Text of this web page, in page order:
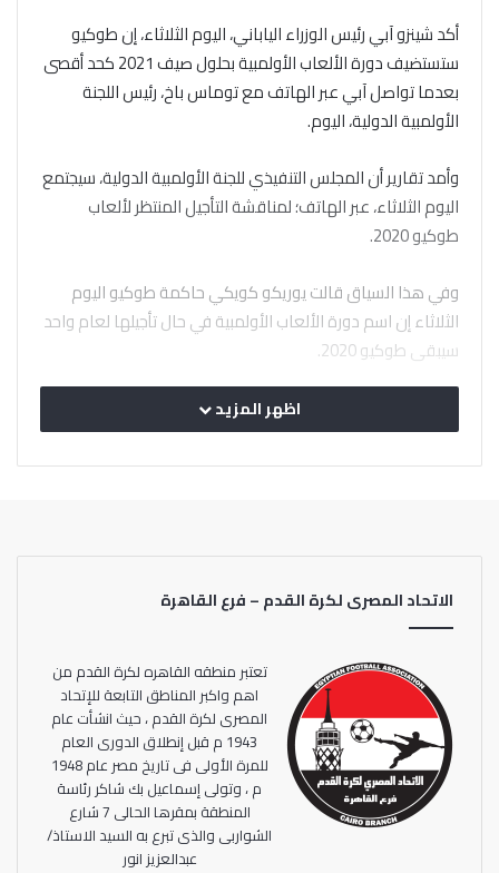
أكد شينزو آبي رئيس الوزراء الياباني، اليوم الثلاثاء، إن طوكيو
ستستضيف دورة الألعاب الأولمبية بحلول صيف 2021 كحد أقصى
بعدما تواصل آبي عبر الهاتف مع توماس باخ، رئيس اللجنة
الأولمبية الدولية، اليوم.
وأمد تقارير أن المجلس التنفيذي للجنة الأولمبية الدولية، سيجتمع
اليوم الثلاثاء، عبر الهاتف؛ لمناقشة التأجيل المنتظر لألعاب
طوكيو 2020.
وفي هذا السياق قالت يوريكو كويكي حاكمة طوكيو اليوم
الثلاثاء إن اسم دورة الألعاب الأولمبية في حال تأجيلها لعام واحد
سيبقى طوكيو 2020.
وتزايدت الضغوط على اللجنة الأولمبية الدولية ومنظمي الألعاب؛
من أجل تأجيل الأولمبياد إلى 2021؛ بسبب انتشار فيروس كورونا.
صيف 2021.
وأشار موري رئيس أولمبياد طوكيو 2020 إلى أنه مسيرة الشعلة
الأولمبية سوف تلغى.
اظهر المزيد
الاتحاد المصرى لكرة القدم – فرع القاهرة
تعتبر منطقه القاهره لكرة القدم من
اهم واكبر المناطق التابعة للإتحاد
المصرى لكرة القدم ، حيث انشأت عام
1943 م قبل إنطلاق الدورى العام
للمرة الأولى فى تاريخ مصر عام 1948
م ، وتولى إسماعيل بك شاكر رئاسة
المنطقة بمقرها الحالى 7 شارع
الشواربى والذى تبرع به السيد الاستاذ/
عبدالعزيز انور